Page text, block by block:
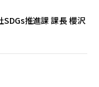
SDGs推進課 課長 櫻沢